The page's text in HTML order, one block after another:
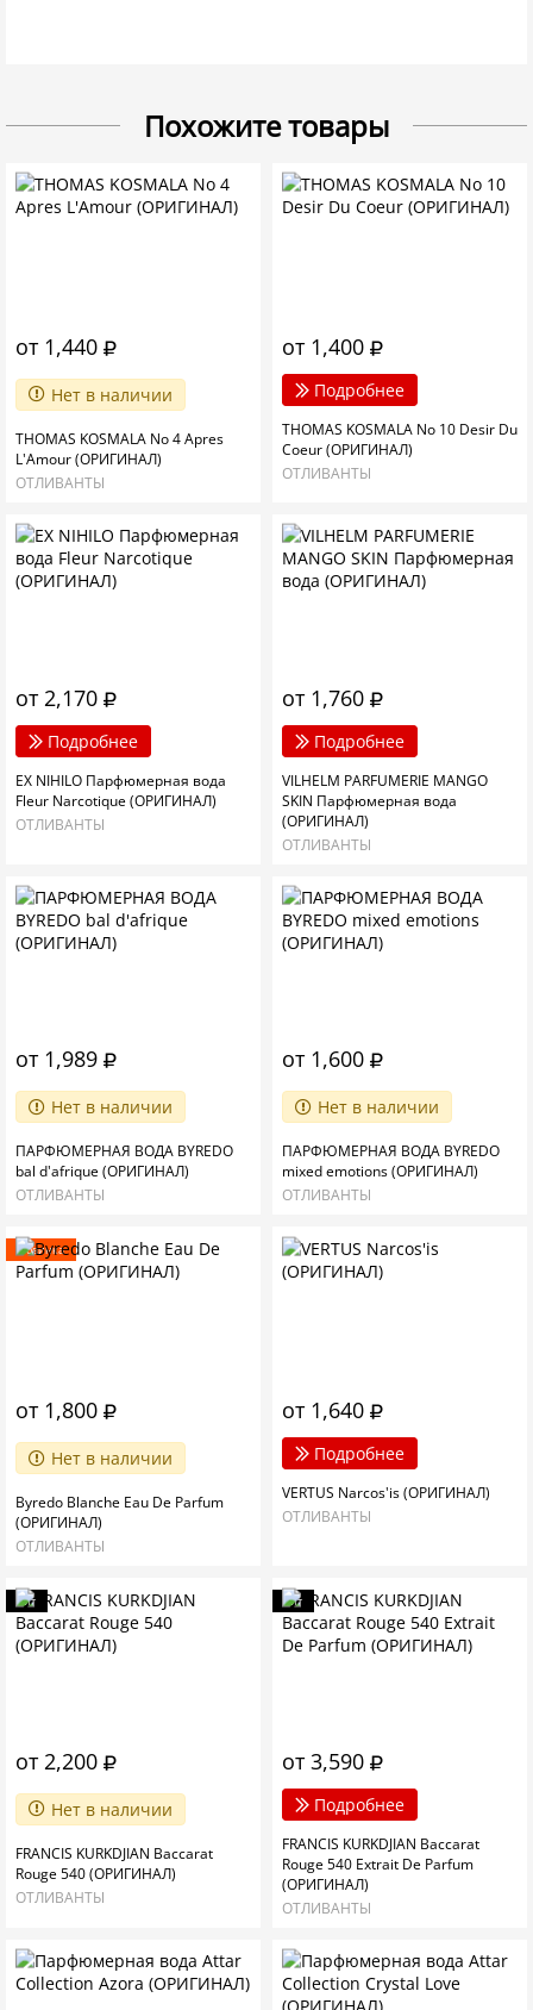
Похожите товары
от 1,440
Нет в наличии
THOMAS KOSMALA No 4 Apres
L'Amour (ОРИГИНАЛ)
ОТЛИВАНТЫ
от 1,400
Подробнее
THOMAS KOSMALA No 10 Desir Du
Coeur (ОРИГИНАЛ)
ОТЛИВАНТЫ
от 2,170
Подробнее
EX NIHILO Парфюмерная вода
Fleur Narcotique (ОРИГИНАЛ)
ОТЛИВАНТЫ
от 1,760
Подробнее
VILHELM PARFUMERIE MANGO
SKIN Парфюмерная вода
(ОРИГИНАЛ)
ОТЛИВАНТЫ
от 1,989
Нет в наличии
ПАРФЮМЕРНАЯ ВОДА BYREDO
bal d'afrique (ОРИГИНАЛ)
ОТЛИВАНТЫ
от 1,600
Нет в наличии
ПАРФЮМЕРНАЯ ВОДА BYREDO
mixed emotions (ОРИГИНАЛ)
ОТЛИВАНТЫ
Новинка
от 1,800
Нет в наличии
Byredo Blanche Eau De Parfum
(ОРИГИНАЛ)
ОТЛИВАНТЫ
от 1,640
Подробнее
VERTUS Narcos'is (ОРИГИНАЛ)
ОТЛИВАНТЫ
Хит
от 2,200
Нет в наличии
FRANCIS KURKDJIAN Baccarat
Rouge 540 (ОРИГИНАЛ)
ОТЛИВАНТЫ
Хит
от 3,590
Подробнее
FRANCIS KURKDJIAN Baccarat
Rouge 540 Extrait De Parfum
(ОРИГИНАЛ)
ОТЛИВАНТЫ